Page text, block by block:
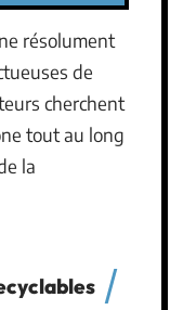
résolument
de
cherchent
tout au long
la